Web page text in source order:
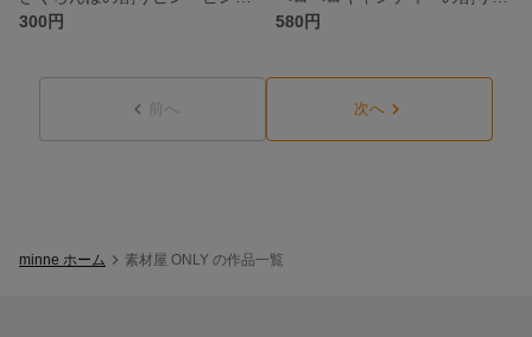
300円
580円
前へ 次へ
minne ホーム 素材屋 ONLY の作品一覧